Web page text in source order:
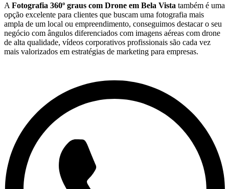
A Fotografia 360º graus com Drone em Bela Vista também é uma
opção excelente para clientes que buscam uma fotografia mais
ampla de um local ou empreendimento, conseguimos destacar o seu
negócio com ângulos diferenciados com imagens aéreas com drone
de alta qualidade, vídeos corporativos profissionais são cada vez
mais valorizados em estratégias de marketing para empresas.